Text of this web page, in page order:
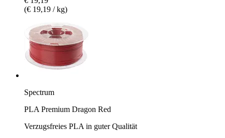
(€ 19,19 / kg)
Spectrum
PLA Premium Dragon Red
Verzugsfreies PLA in guter Qualität